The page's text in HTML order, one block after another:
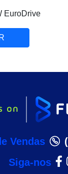
EuroDrive
Vendas
Siga-nos